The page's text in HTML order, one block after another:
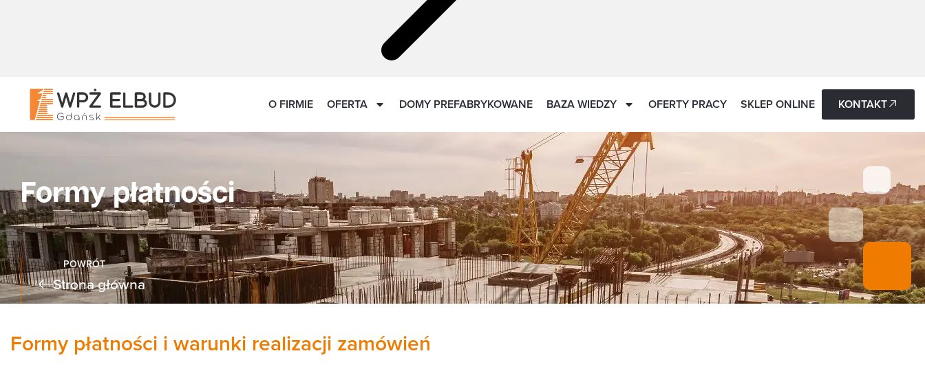
O FIRMIE OFERTA DOMY PREFABRYKOWANE BAZA WIEDZY OFERTY PRACY SKLEP ONLINE KONTAKT
Formy płatności
POWRÓT
Strona główna
Formy płatności i warunki realizacji zamówień